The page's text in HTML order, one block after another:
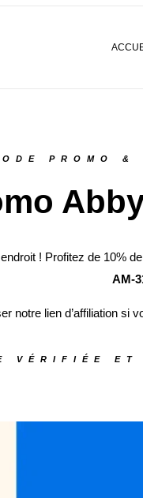
PROMO &
! Profitez de 10%
AM-
notre lien d’affiliation si
VÉRIFIÉE